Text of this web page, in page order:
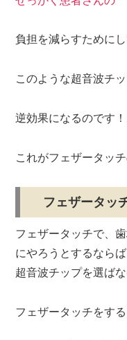
負担を減らすために
このような超音波チッ
逆効果になるのです！
これがフェザータッ
フェザータッ
フェザータッチで、
にやろうとするならば
超音波チップを選ば
フェザータッチをす